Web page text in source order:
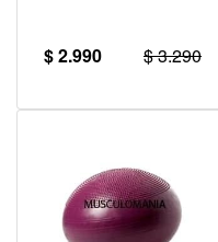
$ 2.990 $ 3.290